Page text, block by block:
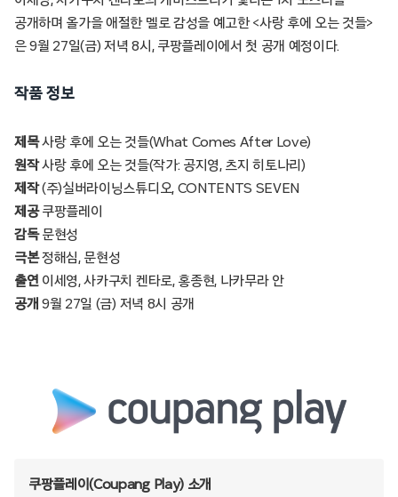
공개하며 올가을 애절한 멜로 감성을 예고한 <사랑 후에 오는 것들>
은 9월 27일(금) 저녁 8시, 쿠팡플레이에서 첫 공개 예정이다.
작품 정보
제목사랑 후에 오는 것들(What Comes After Love)
원작사랑 후에 오는 것들(작가: 공지영, 츠지 히토나리)
제작(주)실버라이닝스튜디오, CONTENTS SEVEN
제공쿠팡플레이
감독문현성
극본정해심, 문현성
출연 이세영, 사카구치 켄타로, 홍종현, 나카무라 안
공개 9월 27일 (금) 저녁 8시 공개
쿠팡플레이(Coupang Play) 소개